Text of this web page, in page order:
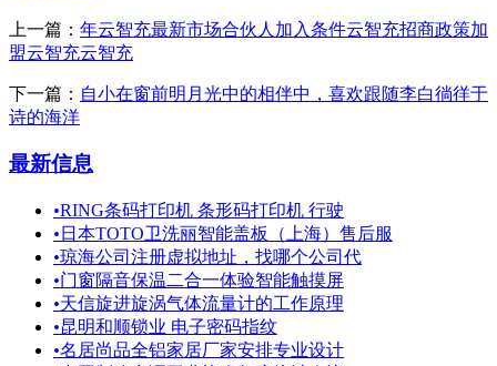
上一篇： 年云智充最新市场合伙人加入条件云智充招商政策加
盟云智充云智充
下一篇： 自小在窗前明月光中的相伴中，喜欢跟随李白徜徉于
诗的海洋
最新信息
•RING条码打印机 条形码打印机 行驶
• 日本TOTO卫洗丽智能盖板（上海）售后服
•琼海公司注册虚拟地址，找哪个公司代
•门窗隔音保温二合一体验智能触摸屏
•天信旋进旋涡气体流量计的工作原理
•昆明和顺锁业 电子密码指纹
•名居尚品全铝家居厂家安排专业设计